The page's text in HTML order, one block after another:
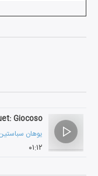
Giocoso
یوهان
۰۱:۱۲